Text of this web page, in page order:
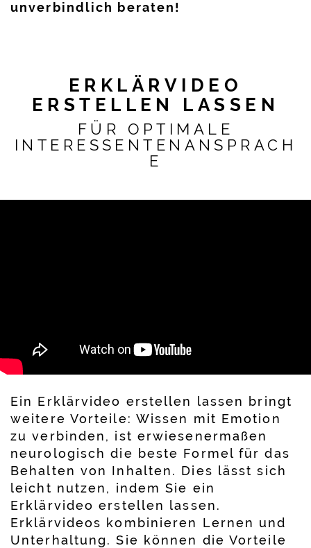
unverbindlich beraten!
ERKLÄRVIDEO
ERSTELLEN LASSEN
FÜR OPTIMALE
INTERESSENTENANSPRACH
E
Ein Erklärvideo erstellen lassen bringt
weitere Vorteile: Wissen mit Emotion
zu verbinden, ist erwiesenermaßen
neurologisch die beste Formel für das
Behalten von Inhalten. Dies lässt sich
leicht nutzen, indem Sie ein
Erklärvideo erstellen lassen.
Erklärvideos kombinieren Lernen und
Unterhaltung. Sie können die Vorteile